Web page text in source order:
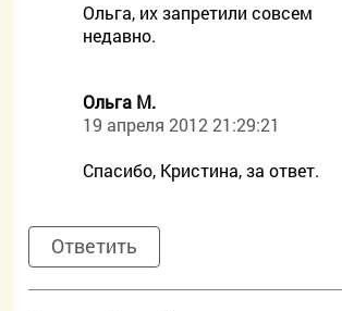
Ольга, их запретили совсем
недавно.
Ольга М.
19 апреля 2012 21:29:21
Спасибо, Кристина, за ответ.
Ответить